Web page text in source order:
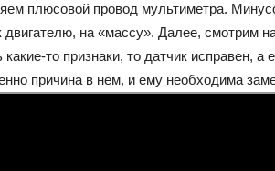
плюсовой провод мультиметра.
на «массу». Далее, смотрим
то признаки, то датчик исправен, а
причина в нем, и ему необходима